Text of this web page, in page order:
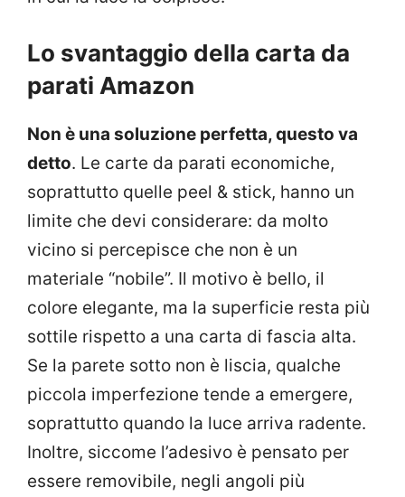
Lo svantaggio della carta da
parati Amazon
Non è una soluzione perfetta, questo va
detto. Le carte da parati economiche,
soprattutto quelle peel & stick, hanno un
limite che devi considerare: da molto
vicino si percepisce che non è un
materiale “nobile”. Il motivo è bello, il
colore elegante, ma la superficie resta più
sottile rispetto a una carta di fascia alta.
Se la parete sotto non è liscia, qualche
piccola imperfezione tende a emergere,
soprattutto quando la luce arriva radente.
Inoltre, siccome l’adesivo è pensato per
essere removibile, negli angoli più